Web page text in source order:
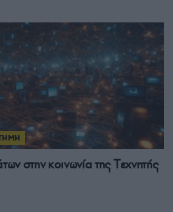
στην κοινωνία της Tεχνητής